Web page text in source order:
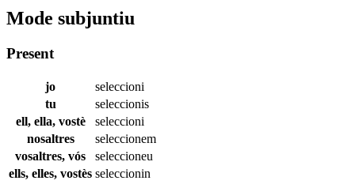
Mode subjuntiu
Present
jo
seleccioni
tu
seleccionis
ell, ella, vostè
seleccioni
nosaltres
seleccionem
vosaltres, vós
seleccioneu
ells, elles, vostès seleccionin